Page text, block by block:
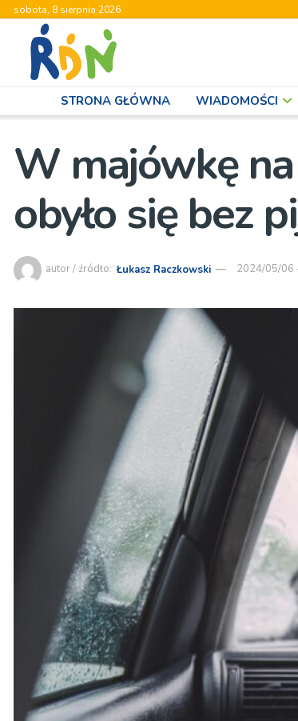
sobota, 8 sierpnia 2026
STRONA GŁÓWNA WIADOMOŚCI
W majówkę
obyło się bez
autor / źródło: Łukasz Raczkowski 2024/05/06